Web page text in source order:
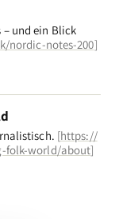
– und ein Blick
nordic-notes-200]
[https://
folk-world/about]